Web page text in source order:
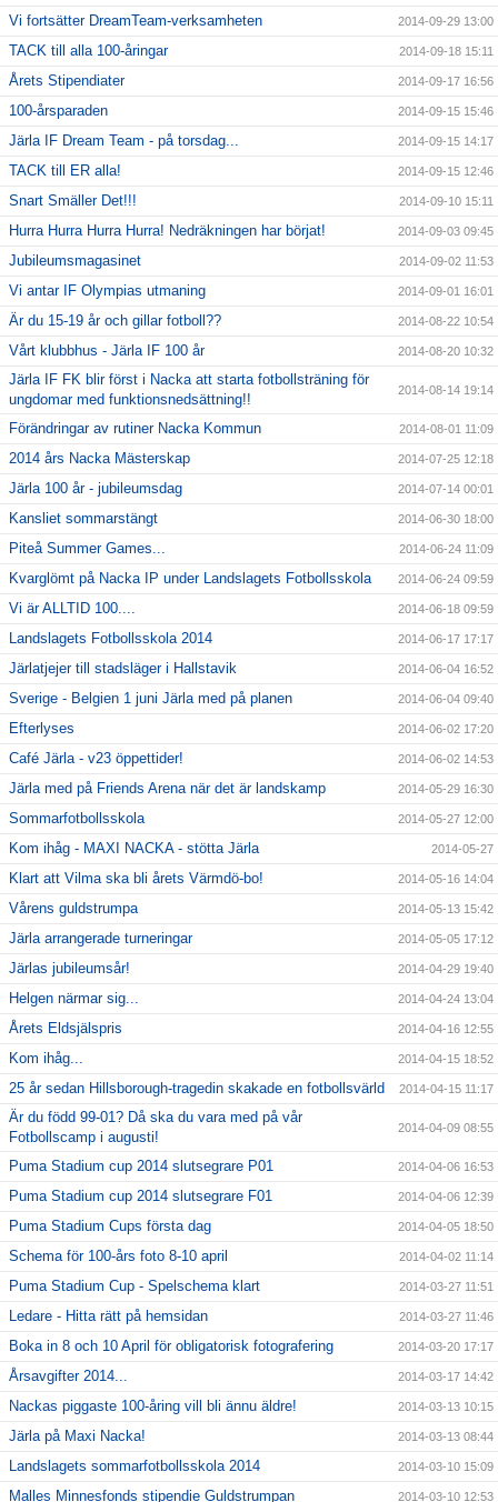
Vi fortsätter DreamTeam-verksamheten 2014-09-29 13:00
TACK till alla 100-åringar 2014-09-18 15:11
Årets Stipendiater 2014-09-17 16:56
100-årsparaden 2014-09-15 15:46
Järla IF Dream Team - på torsdag... 2014-09-15 14:17
TACK till ER alla! 2014-09-15 12:46
Snart Smäller Det!!! 2014-09-10 15:11
Hurra Hurra Hurra Hurra! Nedräkningen har börjat! 2014-09-03 09:45
Jubileumsmagasinet 2014-09-02 11:53
Vi antar IF Olympias utmaning 2014-09-01 16:01
Är du 15-19 år och gillar fotboll?? 2014-08-22 10:54
Vårt klubbhus - Järla IF 100 år 2014-08-20 10:32
Järla IF FK blir först i Nacka att starta fotbollsträning för
ungdomar med funktionsnedsättning!!
2014-08-14 19:14
Förändringar av rutiner Nacka Kommun 2014-08-01 11:09
2014 års Nacka Mästerskap 2014-07-25 12:18
Järla 100 år - jubileumsdag 2014-07-14 00:01
Kansliet sommarstängt 2014-06-30 18:00
Piteå Summer Games... 2014-06-24 11:09
Kvarglömt på Nacka IP under Landslagets Fotbollsskola 2014-06-24 09:59
Vi är ALLTID 100.... 2014-06-18 09:59
Landslagets Fotbollsskola 2014 2014-06-17 17:17
Järlatjejer till stadsläger i Hallstavik 2014-06-04 16:52
Sverige - Belgien 1 juni Järla med på planen 2014-06-04 09:40
Efterlyses 2014-06-02 17:20
Café Järla - v23 öppettider! 2014-06-02 14:53
Järla med på Friends Arena när det är landskamp 2014-05-29 16:30
Sommarfotbollsskola 2014-05-27 12:00
Kom ihåg - MAXI NACKA - stötta Järla 2014-05-27
Klart att Vilma ska bli årets Värmdö-bo! 2014-05-16 14:04
Vårens guldstrumpa 2014-05-13 15:42
Järla arrangerade turneringar 2014-05-05 17:12
Järlas jubileumsår! 2014-04-29 19:40
Helgen närmar sig... 2014-04-24 13:04
Årets Eldsjälspris 2014-04-16 12:55
Kom ihåg... 2014-04-15 18:52
25 år sedan Hillsborough-tragedin skakade en fotbollsvärld 2014-04-15 11:17
Är du född 99-01? Då ska du vara med på vår
Fotbollscamp i augusti!
2014-04-09 08:55
Puma Stadium cup 2014 slutsegrare P01 2014-04-06 16:53
Puma Stadium cup 2014 slutsegrare F01 2014-04-06 12:39
Puma Stadium Cups första dag 2014-04-05 18:50
Schema för 100-års foto 8-10 april 2014-04-02 11:14
Puma Stadium Cup - Spelschema klart 2014-03-27 11:51
Ledare - Hitta rätt på hemsidan 2014-03-27 11:46
Boka in 8 och 10 April för obligatorisk fotografering 2014-03-20 17:17
Årsavgifter 2014... 2014-03-17 14:42
Nackas piggaste 100-åring vill bli ännu äldre! 2014-03-13 10:15
Järla på Maxi Nacka! 2014-03-13 08:44
Landslagets sommarfotbollsskola 2014 2014-03-10 15:09
Malles Minnesfonds stipendie Guldstrumpan 2014-03-10 12:53